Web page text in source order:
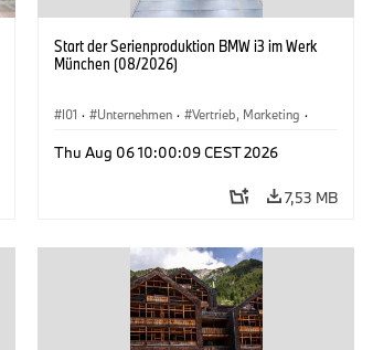
Start der Serienproduktion BMW i3 im Werk
München (08/2026)
I01 · Unternehmen · Vertrieb, Marketing ·
Thu Aug 06 10:00:09 CEST 2026
7,53 MB